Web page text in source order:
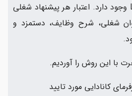
مسیرهای معاف از LMIA وجود دارد. اعتبار هر پیشنهاد شغلی
شغلی، شرح وظایف، دستمزد و
با این روش را آوردیم.
کانادایی مورد تایید